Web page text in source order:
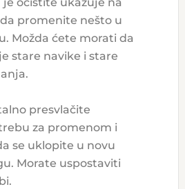
promenite nešto u
Možda ćete morati da
stare navike i stare
presvlačite
za promenom i
se uklopite u novu
Morate uspostaviti